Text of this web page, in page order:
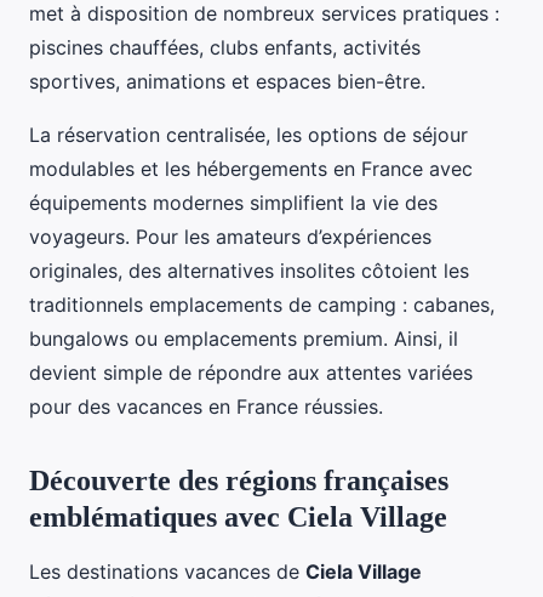
met à disposition de nombreux services pratiques :
piscines chauffées, clubs enfants, activités
sportives, animations et espaces bien-être.
La réservation centralisée, les options de séjour
modulables et les hébergements en France avec
équipements modernes simplifient la vie des
voyageurs. Pour les amateurs d’expériences
originales, des alternatives insolites côtoient les
traditionnels emplacements de camping : cabanes,
bungalows ou emplacements premium. Ainsi, il
devient simple de répondre aux attentes variées
pour des vacances en France réussies.
Découverte des régions françaises
emblématiques avec Ciela Village
Les destinations vacances de Ciela Village